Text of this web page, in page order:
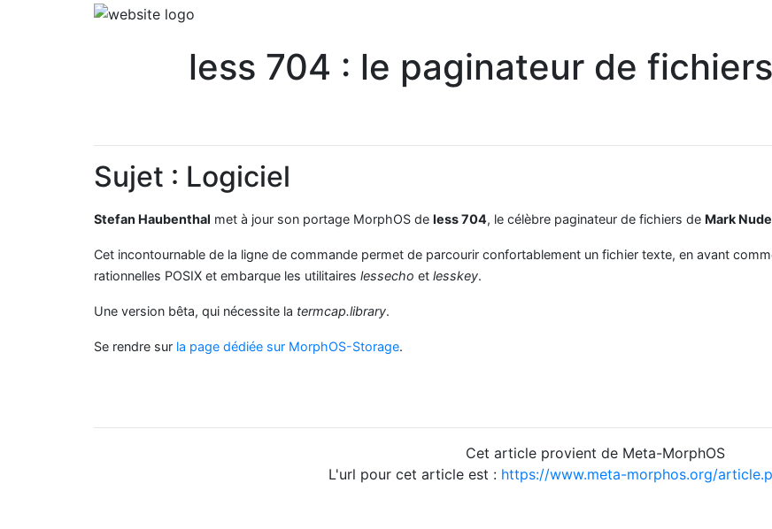
less 704 : le paginateur de
Sujet : Logiciel
Stefan Haubenthal met à jour son portage MorphOS de less 704, le célèbre paginateur de fichiers de Mark
Cet incontournable de la ligne de commande permet de parcourir confortablement un fichier texte, en avant
rationnelles POSIX et embarque les utilitaires lessecho et lesskey.
Une version bêta, qui nécessite la termcap.library.
Se rendre sur la page dédiée sur MorphOS-Storage.
Cet article provient de Meta-MorphOS
L'url pour cet article est : https://www.meta-morphos.org/